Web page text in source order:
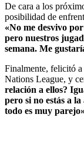
De cara a los
posibilidad de
«No me desvivo
pero nuestros
semana. Me
Finalmente, felicitó a
Nations League, y
relación a ellos?
pero si no estás a
todo es muy parejo»